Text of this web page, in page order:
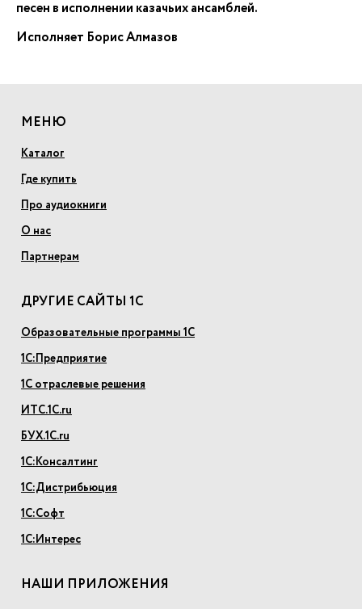
песен в исполнении казачьих ансамблей.
Исполняет Борис Алмазов
МЕНЮ
Каталог
Где купить
Про аудиокниги
О нас
Партнерам
ДРУГИЕ САЙТЫ 1С
Образовательные программы 1С
1С:Предприятие
1С отраслевые решения
ИТС.1С.ru
БУХ.1С.ru
1С:Консалтинг
1С:Дистрибьюция
1С:Софт
1С:Интерес
НАШИ ПРИЛОЖЕНИЯ